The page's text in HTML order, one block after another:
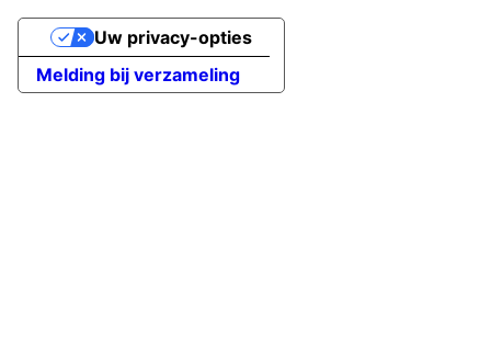
Melding bij verzameling
Uw privacy-opties